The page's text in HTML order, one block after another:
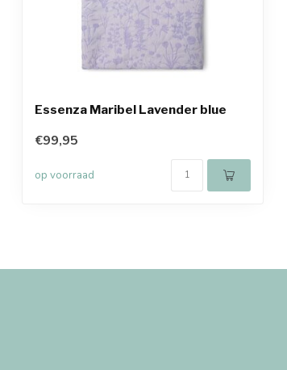
Essenza Maribel Lavender blue
€99,95
op voorraad